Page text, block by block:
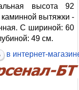
высота 92
вытяжки -
С шириной: 60
49 см.
в интернет-